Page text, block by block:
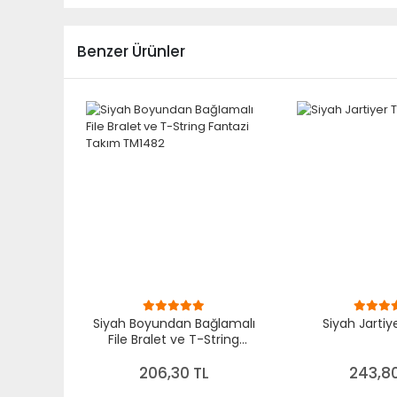
Benzer Ürünler
Siyah Boyundan Bağlamalı
File Bralet ve T-String
206,30 TL
Siyah